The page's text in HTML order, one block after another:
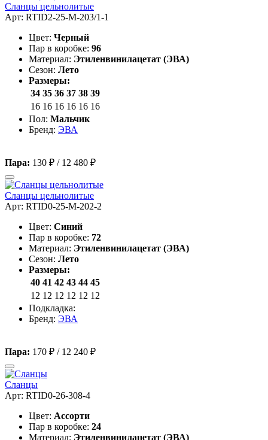
Сланцы цельнолитые
Арт: RTID2-25-M-203/1-1
Цвет: Черный
Пар в коробке: 96
Материал: Этиленвинилацетат (ЭВА)
Сезон: Лето
Размеры:
34 35 36 37 38 39
16 16 16 16 16 16
Пол: Мальчик
Бренд: ЭВА
Пара: 130 ₽ / 12 480 ₽
Сланцы цельнолитые
Арт: RTID0-25-M-202-2
Цвет: Синий
Пар в коробке: 72
Материал: Этиленвинилацетат (ЭВА)
Сезон: Лето
Размеры:
40 41 42 43 44 45
12 12 12 12 12 12
Подкладка:
Бренд: ЭВА
Пара: 170 ₽ / 12 240 ₽
Сланцы
Арт: RTID0-26-308-4
Цвет: Ассорти
Пар в коробке: 24
Материал: Этиленвинилацетат (ЭВА)